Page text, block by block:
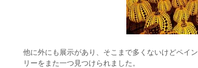
他に外にも展示があり、そこまで多くないけどペイ
リーをまた一つ見つけられました。